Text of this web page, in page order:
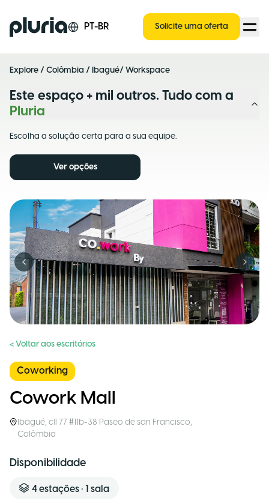
Logo Pluria PT-BR Solicite uma oferta
Explore / Colômbia / Ibagué/ Workspace
Este espaço + mil outros. Tudo com a
Pluria
Escolha a solução certa para a sua equipe.
Ver opções
Previous slide Next
< Voltar aos escritórios
Coworking
Cowork Mall
Ibagué,cll 77 #11b-38 Paseo de san Francisco,
Colômbia
Disponibilidade
4estações • 1 sala